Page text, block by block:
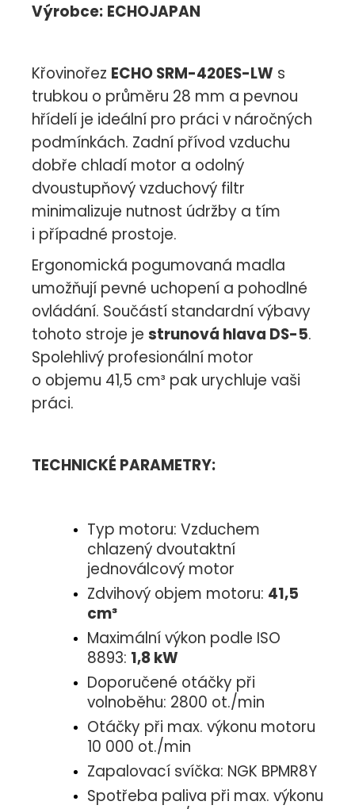
Výrobce: ECHOJAPAN
Křovinořez ECHO SRM-420ES-LW s
trubkou o průměru 28 mm a pevnou
hřídelí je ideální pro práci v náročných
podmínkách. Zadní přívod vzduchu
dobře chladí motor a odolný
dvoustupňový vzduchový filtr
minimalizuje nutnost údržby a tím
i případné prostoje.
Ergonomická pogumovaná madla
umožňují pevné uchopení a pohodlné
ovládání. Součástí standardní výbavy
tohoto stroje je strunová hlava DS-5.
Spolehlivý profesionální motor
o objemu 41,5 cm³ pak urychluje vaši
práci.
TECHNICKÉ PARAMETRY:
Typ motoru: Vzduchem
chlazený dvoutaktní
jednoválcový motor
Zdvihový objem motoru: 41,5
cm³
Maximální výkon podle ISO
8893: 1,8 kW
Doporučené otáčky při
volnoběhu: 2800 ot./min
Otáčky při max. výkonu motoru
10 000 ot./min
Zapalovací svíčka: NGK BPMR8Y
Spotřeba paliva při max. výkonu